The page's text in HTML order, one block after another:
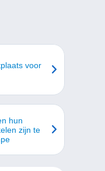
voor
hun
zijn te